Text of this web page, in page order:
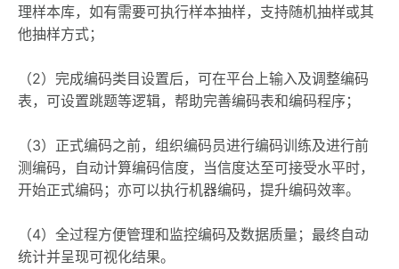
理样本库，如有需要可执行样本抽样，支持随机抽样或其
他抽样方式；
（2）完成编码类目设置后，可在平台上输入及调整编码
表，可设置跳题等逻辑，帮助完善编码表和编码程序；
（3）正式编码之前，组织编码员进行编码训练及进行前
测编码，自动计算编码信度，当信度达至可接受水平时，
开始正式编码；亦可以执行机器编码，提升编码效率。
（4）全过程方便管理和监控编码及数据质量；最终自动
统计并呈现可视化结果。